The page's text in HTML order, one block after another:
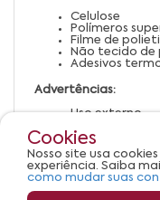
Celulose
Polímeros
Filme de
Não tecido de
Adesivos
Advertências:
Uso externo
possíveis
Não descartar
Mantenha em
Mantenha
Cookies
Nosso site usa
experiência. Saiba
como mudar suas